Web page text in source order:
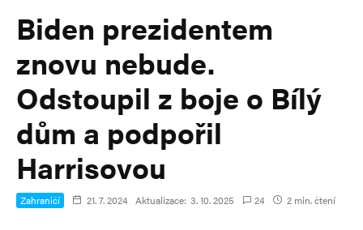
Biden prezidentem
znovu nebude.
Odstoupil z boje o Bílý
dům a podpořil
Harrisovou
Zahraničí 21. 7. 2024 Aktualizace: 3. 10. 2025 24 2 min. čtení